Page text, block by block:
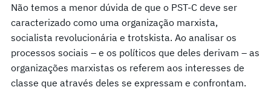
Não temos a menor dúvida de que o PST-C deve ser
caracterizado como uma organização marxista,
socialista revolucionária e trotskista. Ao analisar os
processos sociais – e os políticos que deles derivam – as
organizações marxistas os referem aos interesses de
classe que através deles se expressam e confrontam.